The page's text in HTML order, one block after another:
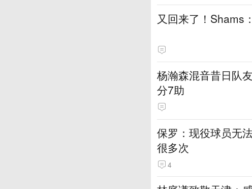
又回来了！Shams
杨瀚森混音昔日队
分7助
保罗：现役球员无
很多次
4